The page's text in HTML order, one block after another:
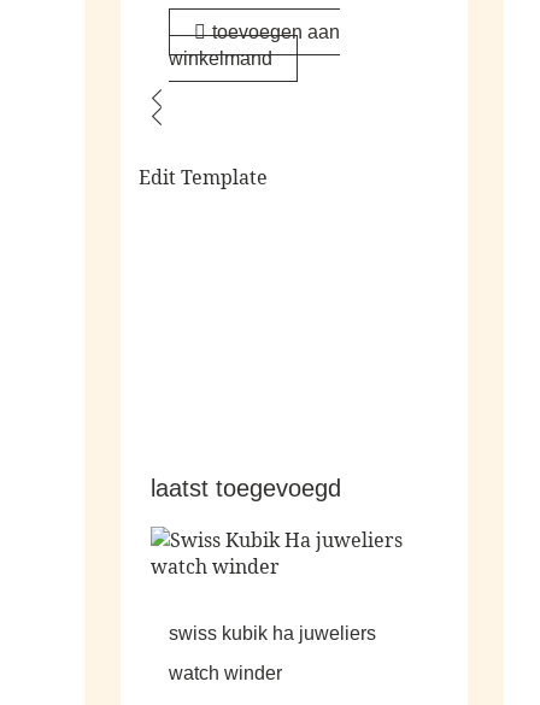
toevoegen aan
winkelmand
Edit Template
laatst toegevoegd
swiss kubik ha juweliers
watch winder